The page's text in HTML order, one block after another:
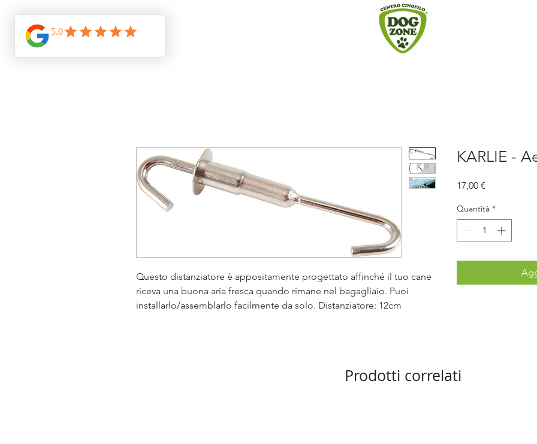
Questo distanziatore è appositamente progettato affinché il tuo cane
riceva una buona aria fresca quando rimane nel bagagliaio. Puoi
installarlo/assemblarlo facilmente da solo. Distanziatore: 12cm
KARLIE -
17,00 €
Quantità *
Prodotti correlati